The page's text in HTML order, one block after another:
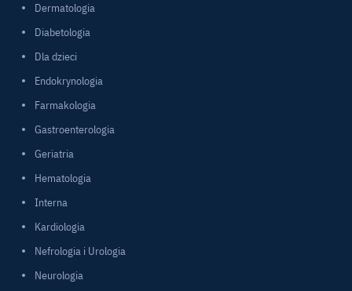
Dermatologia
Diabetologia
Dla dzieci
Endokrynologia
Farmakologia
Gastroenterologia
Geriatria
Hematologia
Interna
Kardiologia
Nefrologia i Urologia
Neurologia